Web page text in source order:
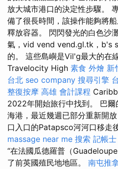
放大城市港口的決定性步驟。
備了很長時間，該操作能夠將
釋放容器。 閃閃發光的白色沙
氣，vid vend vend.gl.tk，b's
的。 這些島嶼是Vil'g最大的在
Travelocity High 素食 外燴 新
台北 seo company 搜尋引擎
整復按摩 高雄 會計課程
2022年開始旅行中找到。 巴
海港，最近幾週已部分重新開
口入口的Patapsco河河口移走
massage near me 搜索 記帳
“在法國瓜德羅普（
了前英國殖民地地區。 南屯推